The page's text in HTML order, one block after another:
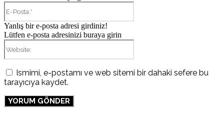
Yanlış bir e-posta adresi girdiniz!
Lütfen e-posta adresinizi buraya girin
Ismimi, e-postamı ve web sitemi bir dahaki sefere bu
tarayıcıya kaydet.